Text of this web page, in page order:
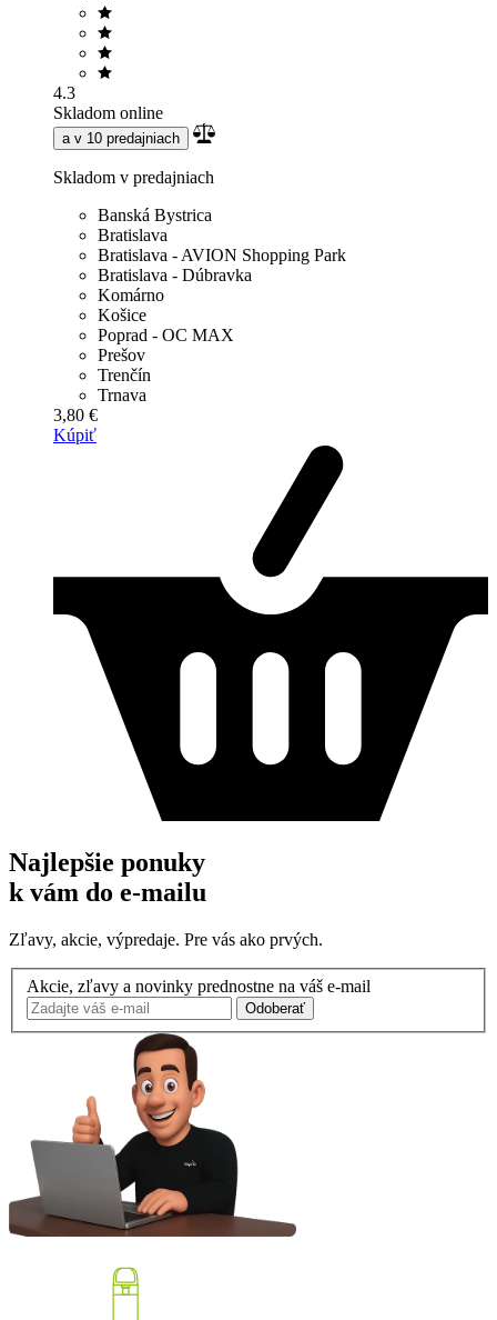
4.3
Skladom online
a v 10 predajniach
Skladom v predajniach
Banská Bystrica
Bratislava
Bratislava - AVION Shopping Park
Bratislava - Dúbravka
Komárno
Košice
Poprad - OC MAX
Prešov
Trenčín
Trnava
3,80 €
Kúpiť
Najlepšie ponuky
k vám do e-mailu
Zľavy, akcie, výpredaje. Pre vás ako prvých.
Akcie, zľavy a novinky prednostne na váš e-mail
Odoberať